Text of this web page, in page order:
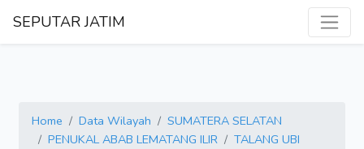
SEPUTAR JATIM
Home Data Wilayah
SUMATERA SELATAN
PENUKAL ABAB LEMATANG ILIR
TALANG UBI